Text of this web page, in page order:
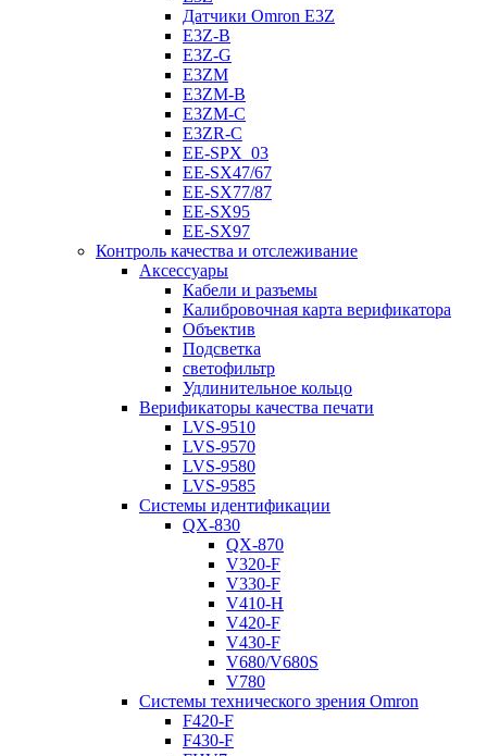
Датчики Omron E3Z
E3Z-B
E3Z-G
E3ZM
E3ZM-B
E3ZM-C
E3ZR-C
EE-SPX_03
EE-SX47/67
EE-SX77/87
EE-SX95
EE-SX97
Контроль качества и отслеживание
Аксессуары
Кабели и разъемы
Калибровочная карта верификатора
Объектив
Подсветка
светофильтр
Удлинительное кольцо
Верификаторы качества печати
LVS-9510
LVS-9570
LVS-9580
LVS-9585
Системы идентификации
QX-830
QX-870
V320-F
V330-F
V410-H
V420-F
V430-F
V680/V680S
V780
Системы технического зрения Omron
F420-F
F430-F